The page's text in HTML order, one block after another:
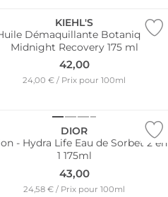
KIEHL'S
Démaquillante Botanique
Midnight Recovery 175 ml
42,00
24,00 € / Prix pour 100ml
DIOR
- Hydra Life Eau de Sorbet 2 en
1 175ml
43,00
24,58 € / Prix pour 100ml